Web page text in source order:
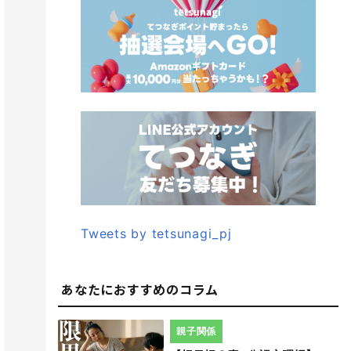
Tweets by tetsunagi_pj
あなたにおすすめのコラム
親子関係